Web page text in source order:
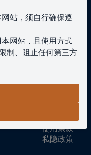
站，须自行确保遵
网站，且使用方式
制、阻止任何第三方
通知。
确及最新。
网站所载信息、产
）的完整性、准确
专业投资者
使用条款
私隐政策